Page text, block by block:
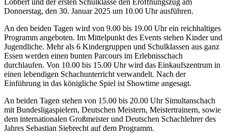
Donnerstag, den 30. Januar 2025 um 10.00 Uhrausführen.
An den beiden Tagen wird von 9.00 bis 19.00 Uhrein reichhaltiges
Programm angeboten. Im Mittelpunkt des Events stehen Kinder und
Jugendliche. Mehr als 6 Kindergruppen und Schulklassen aus ganz
Essen werden einen bunten Parcours im Erlebnisschach
durchlaufen. Von 10.00 bis 15.00 Uhr wird das Einkaufszentrum in
einen lebendigen Schachunterricht verwandelt. Nach der
Einführung in das königliche Spiel ist Showtime angesagt.
An beiden Tagen stehen von 15.00 bis 20.00 Uhr Simultanschach
mit Bundesligaspielern, Deutschen Meistern, Meistertrainern, sowie
dem internationalen Großmeister und Deutschen Schachlehrer des
Jahres Sebastian Siebrecht auf dem Programm.